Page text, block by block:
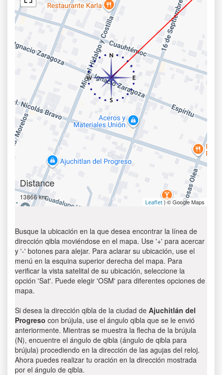
Distance
13866 km
Leaflet| © Google Maps
Busque la ubicación en la que desea encontrar la línea de
dirección qibla moviéndose en el mapa. Use '+' para acercar
y '-' botones para alejar. Para aclarar su ubicación, use el
menú en la esquina superior derecha del mapa. Para
verificar la vista satelital de su ubicación, seleccione la
opción 'Sat'. Puede elegir 'OSM' para diferentes opciones de
mapa.
Si desea la dirección qibla de la ciudad de Ajuchitlán del
Progreso con brújula, use el ángulo qibla que se le envió
anteriormente. Mientras se muestra la flecha de la brújula
(N), encuentre el ángulo de qibla (ángulo de qibla para
brújula) procediendo en la dirección de las agujas del reloj.
Ahora puedes realizar tu oración en la dirección mostrada
por el ángulo de qibla.